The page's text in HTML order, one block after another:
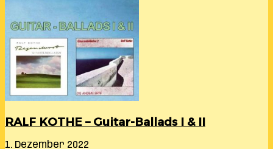
RALF KOTHE – Guitar-Ballads I & II
1. Dezember 2022